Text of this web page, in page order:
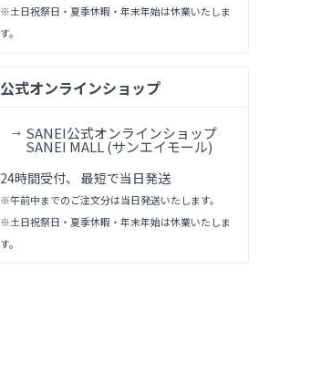
※土日祝祭日・夏季休暇・年末年始は休業いたしま
す。
公式オンラインショップ
SANEI公式オンラインショップ
SANEI MALL (サンエイモール)
24時間受付、 最短で当日発送
※午前中までのご注文分は当日発送いたします。
※土日祝祭日・夏季休暇・年末年始は休業いたしま
す。